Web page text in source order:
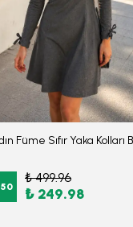
50
₺ 499.96
₺ 249.98